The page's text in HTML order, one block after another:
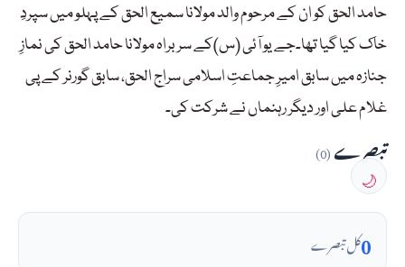
حامد الحق کو ان کے مرحوم والد مولانا سمیع الحق کے پہلو میں سپردِ
خاک کیا گیا تھا۔جے یو آئی (س)کے سربراہ مولانا حامد الحق کی نمازِ
جنازہ میں سابق امیرِ جماعتِ اسلامی سراج الحق، سابق گورنر کے پی
غلام علی اور دیگر رہنماں نے شرکت کی۔
تبصرے(0)
🌙
0کل تبصرے